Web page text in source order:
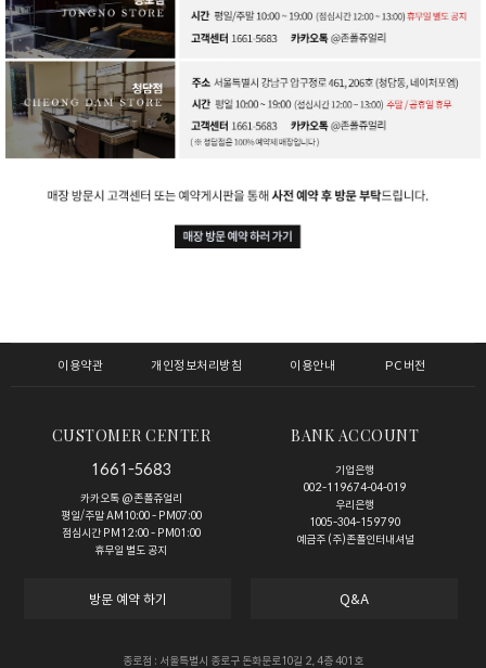
이용약관 개인정보처리방침 이용안내 PC버전
CUSTOMER CENTER
1661-5683
카카오톡 @존폴쥬얼리
평일/주말 AM10:00 - PM07:00
점심시간 PM12:00 - PM01:00
휴무일 별도 공지
BANK ACCOUNT
기업은행
002-119674-04-019
우리은행
1005-304-159790
예금주 (주)존폴인터내셔널
방문 예약 하기 Q&A
종로점 : 서울특별시 종로구 돈화문로10길 2, 4층 401호